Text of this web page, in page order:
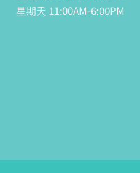
星期天 11:00AM-6:00PM